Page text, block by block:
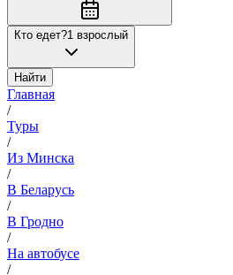
Кто едет?1 взрослый
Найти
Главная
/
Туры
/
Из Минска
/
В Беларусь
/
В Гродно
/
На автобусе
/